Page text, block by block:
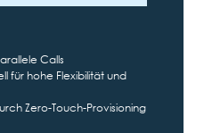
Calls
für hohe Flexibilität und
Zero-Touch-Provisioning